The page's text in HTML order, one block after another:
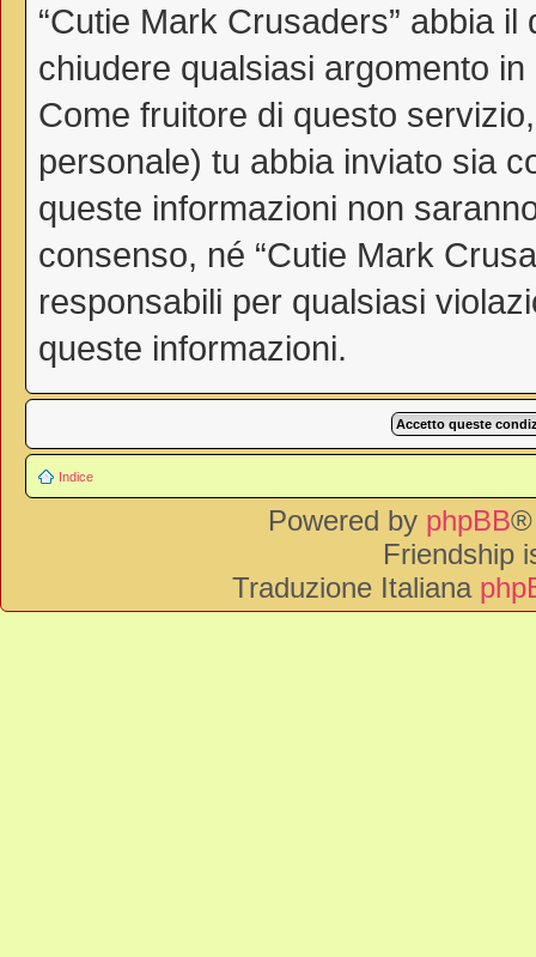
“Cutie Mark Crusaders” abbia
chiudere qualsiasi argomento
Come fruitore di questo
personale) tu abbia inviato sia
queste informazioni non
consenso, né “Cutie Mark
responsabili per qualsiasi
queste informazioni.
Indice
Powered by phpBB®
Friendship
Traduzione Italiana